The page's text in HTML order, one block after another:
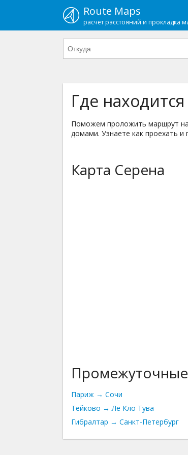
Route Maps
расчет расстояний и прокладка
Где
Поможем проложить маршрут на
домами. Узнаете как проехать и
Карта Серена
Париж → Сочи
Тейково → Ле Кло Тува
Гибралтар → Санкт-Петербург